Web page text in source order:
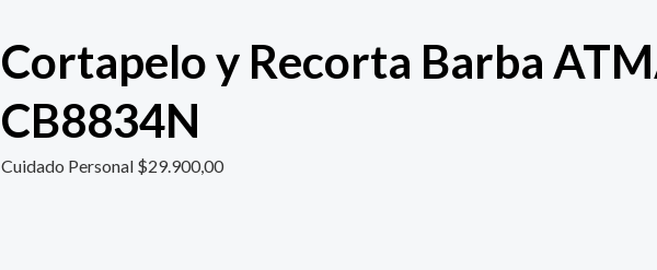
Cortapelo y Recorta Barba
CB8834N
Cuidado Personal $29.900,00